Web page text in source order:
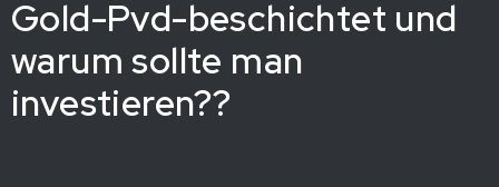
Gold-Pvd-beschichtet und
warum sollte man
investieren??